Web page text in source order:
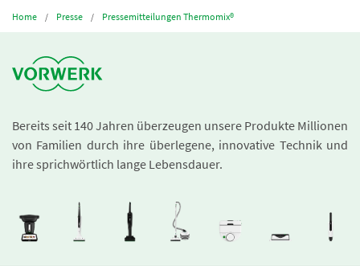
Home Presse Pressemitteilungen Thermomix®
Bereits seit 140 Jahren überzeugen unsere Produkte Millionen
von Familien durch ihre überlegene, innovative Technik und
ihre sprichwörtlich lange Lebensdauer.